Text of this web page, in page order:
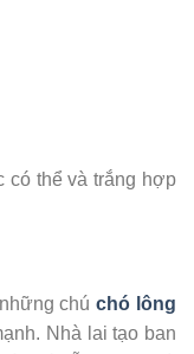
có thể và trắng hợp
chúchó lông
Nhà lai tạo ban